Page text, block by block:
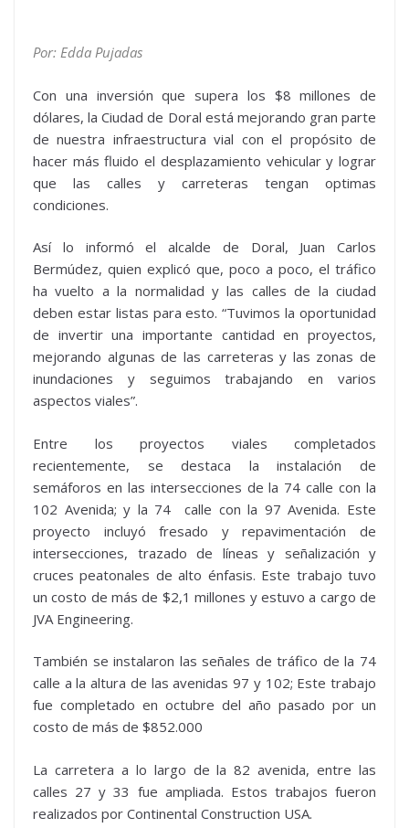
Por: Edda Pujadas
Con una inversión que supera los $8 millones de
dólares, la Ciudad de Doral está mejorando gran parte
de nuestra infraestructura vial con el propósito de
hacer más fluido el desplazamiento vehicular y lograr
que las calles y carreteras tengan optimas
condiciones.
Así lo informó el alcalde de Doral, Juan Carlos
Bermúdez, quien explicó que, poco a poco, el tráfico
ha vuelto a la normalidad y las calles de la ciudad
deben estar listas para esto. “Tuvimos la oportunidad
de invertir una importante cantidad en proyectos,
mejorando algunas de las carreteras y las zonas de
inundaciones y seguimos trabajando en varios
aspectos viales”.
Entre los proyectos viales completados
recientemente, se destaca la instalación de
semáforos en las intersecciones de la 74 calle con la
102 Avenida; y la 74 calle con la 97 Avenida. Este
proyecto incluyó fresado y repavimentación de
intersecciones, trazado de líneas y señalización y
cruces peatonales de alto énfasis. Este trabajo tuvo
un costo de más de $2,1 millones y estuvo a cargo de
JVA Engineering.
También se instalaron las señales de tráfico de la 74
calle a la altura de las avenidas 97 y 102; Este trabajo
fue completado en octubre del año pasado por un
costo de más de $852.000
La carretera a lo largo de la 82 avenida, entre las
calles 27 y 33 fue ampliada. Estos trabajos fueron
realizados por Continental Construction USA.